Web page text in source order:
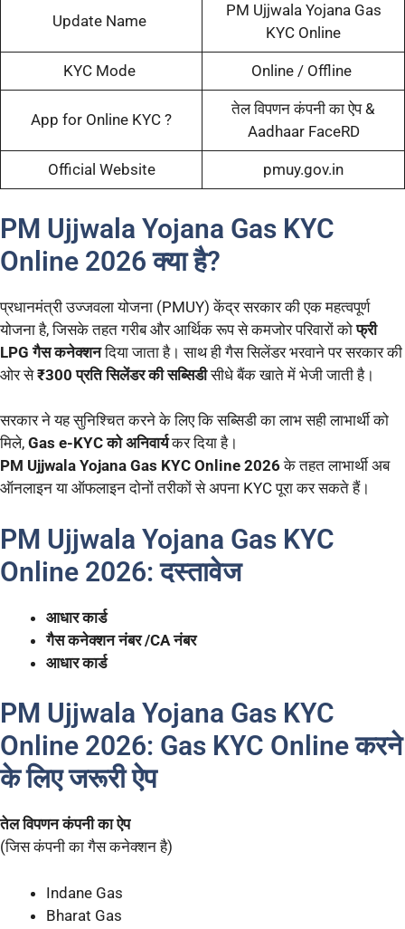
Update Name
PM Ujjwala Yojana Gas
KYC Online
KYC Mode Online / Offline
App for Online KYC ?
तेल विपणन कंपनी का ऐप &
Aadhaar FaceRD
Official Website pmuy.gov.in
PM Ujjwala Yojana Gas KYC
Online 2026 क्या है?
प्रधानमंत्री उज्जवला योजना (PMUY) केंद्र सरकार की एक महत्वपूर्ण
योजना है, जिसके तहत गरीब और आर्थिक रूप से कमजोर परिवारों कोफ्री
LPG गैस कनेक्शनदिया जाता है। साथ ही गैस सिलेंडर भरवाने पर सरकार की
ओर से₹300 प्रति सिलेंडर की सब्सिडीसीधे बैंक खाते में भेजी जाती है।
सरकार ने यह सुनिश्चित करने के लिए कि सब्सिडी का लाभ सही लाभार्थी को
मिले, Gas e-KYC को अनिवार्यकर दिया है।
PM Ujjwala Yojana Gas KYC Online 2026के तहत लाभार्थी अब
ऑनलाइन या ऑफलाइन दोनों तरीकों से अपना KYC पूरा कर सकते हैं।
PM Ujjwala Yojana Gas KYC
Online 2026: दस्तावेज
आधार कार्ड
गैस कनेक्शन नंबर /CA नंबर
आधार कार्ड
PM Ujjwala Yojana Gas KYC
Online 2026: Gas KYC Online करने
के लिए जरूरी ऐप
तेल विपणन कंपनी का ऐप
(जिस कंपनी का गैस कनेक्शन है)
Indane Gas
Bharat Gas